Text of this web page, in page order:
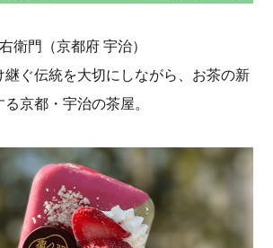
衛門（京都府 宇治）
継ぐ伝統を大切にしながら、お茶の新
京都・宇治の茶屋。